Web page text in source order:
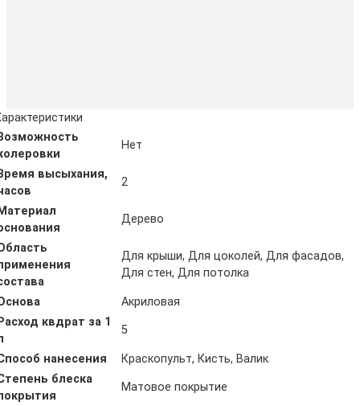
Нет
высыхания,
2
Дерево
Для крыши, Для цоколей, Для фасадов,
Для стен, Для потолка
Акриловая
квдрат за 1
5
нанесения
Краскопульт, Кисть, Валик
блеска
Матовое покрытие